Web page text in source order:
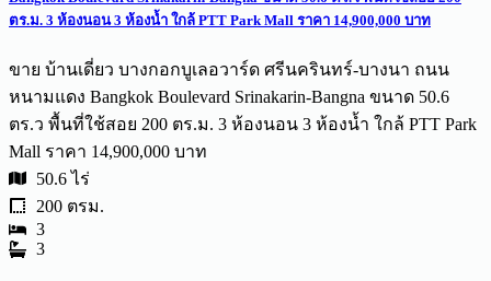
ตร.ม. 3 ห้องนอน 3 ห้องน้ำ ใกล้ PTT Park Mall ราคา 14,900,000 บาท
ขาย บ้านเดี่ยว บางกอกบูเลอวาร์ด ศรีนครินทร์-บางนา ถนน
หนามแดง Bangkok Boulevard Srinakarin-Bangna ขนาด 50.6
ตร.ว พื้นที่ใช้สอย 200 ตร.ม. 3 ห้องนอน 3 ห้องน้ำ ใกล้ PTT Park
Mall ราคา 14,900,000 บาท
50.6 ไร่
200 ตรม.
3
3